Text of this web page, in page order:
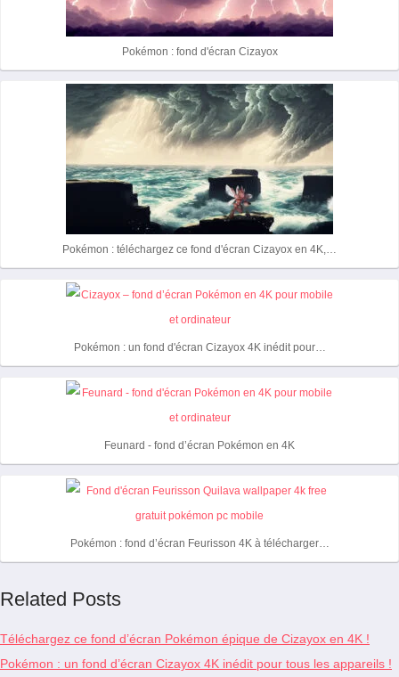
Pokémon : fond d'écran Cizayox
Pokémon : téléchargez ce fond d'écran Cizayox en 4K,…
Pokémon : un fond d'écran Cizayox 4K inédit pour…
Feunard - fond d’écran Pokémon en 4K
Pokémon : fond d’écran Feurisson 4K à télécharger…
Related Posts
Téléchargez ce fond d’écran Pokémon épique de Cizayox en 4K !
Pokémon : un fond d’écran Cizayox 4K inédit pour tous les appareils !